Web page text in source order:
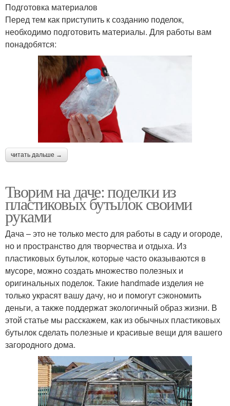
Подготовка материалов
Перед тем как приступить к созданию поделок,
необходимо подготовить материалы. Для работы вам
понадобятся:
читать дальше →
Творим на даче: поделки из
пластиковых бутылок своими
руками
Дача – это не только место для работы в саду и огороде,
но и пространство для творчества и отдыха. Из
пластиковых бутылок, которые часто оказываются в
мусоре, можно создать множество полезных и
оригинальных поделок. Такие handmade изделия не
только украсят вашу дачу, но и помогут сэкономить
деньги, а также поддержат экологичный образ жизни. В
этой статье мы расскажем, как из обычных пластиковых
бутылок сделать полезные и красивые вещи для вашего
загородного дома.